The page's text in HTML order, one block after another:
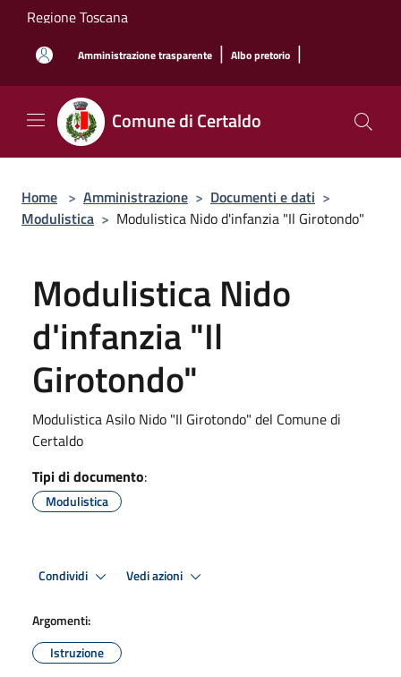
Salta al contenuto principale
Regione Toscana
Amministrazione trasparente | Albo pretorio |
Comune di Certaldo
Home > Amministrazione > Documenti e dati >
Modulistica > Modulistica Nido d'infanzia "Il Girotondo"
Modulistica Nido
d'infanzia "Il
Girotondo"
Modulistica Asilo Nido "Il Girotondo" del Comune di
Certaldo
Tipi di documento:
Modulistica
Condividi Vedi azioni
Argomenti:
Istruzione